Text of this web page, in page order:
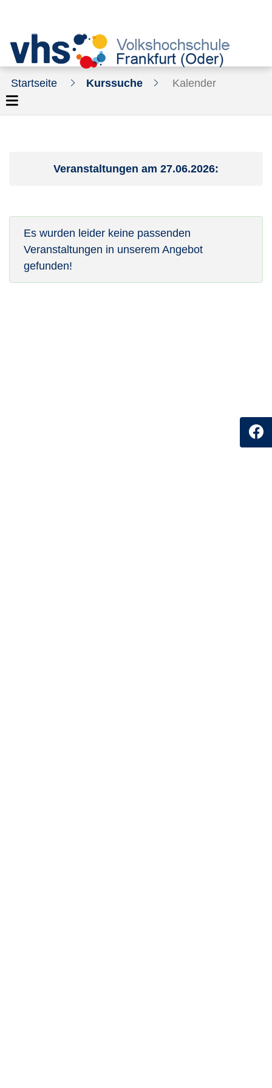
Startseite Kurssuche Kalender
Veranstaltungen am 27.06.2026:
Es wurden leider keine passenden
Veranstaltungen in unserem Angebot
gefunden!